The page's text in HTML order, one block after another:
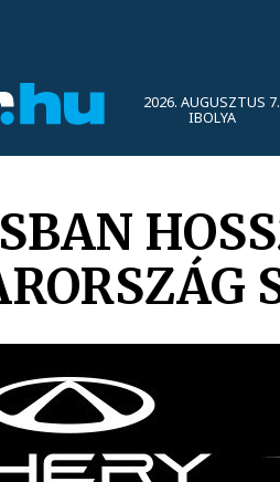
2026. AUGUSZTUS 7.
IBOLYA